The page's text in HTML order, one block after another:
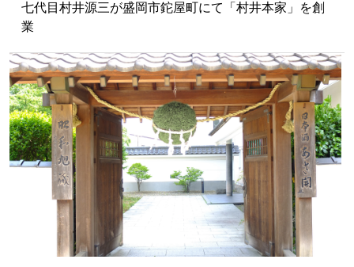
七代目村井源三が盛岡市鉈屋町にて「村井本家」を創
業